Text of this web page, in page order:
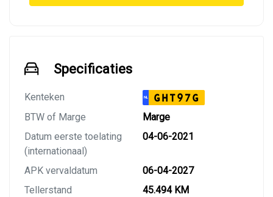
Specificaties
Kenteken NL GHT97G
BTW of Marge
Marge
Datum eerste toelating
(internationaal)
04-06-2021
APK vervaldatum
06-04-2027
Tellerstand
45.494 KM